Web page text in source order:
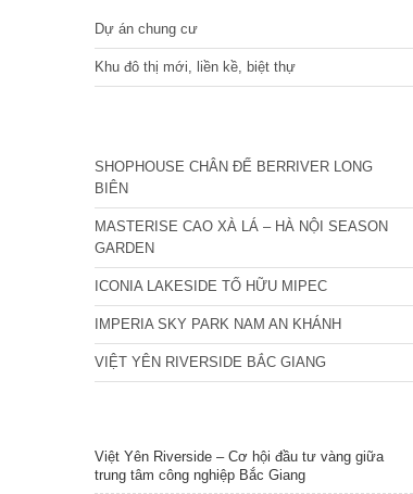
Dự án chung cư
Khu đô thị mới, liền kề, biệt thự
SHOPHOUSE CHÂN ĐẾ BERRIVER LONG
BIÊN
MASTERISE CAO XÀ LÁ – HÀ NỘI SEASON
GARDEN
ICONIA LAKESIDE TỐ HỮU MIPEC
IMPERIA SKY PARK NAM AN KHÁNH
VIỆT YÊN RIVERSIDE BẮC GIANG
Việt Yên Riverside – Cơ hội đầu tư vàng giữa
trung tâm công nghiệp Bắc Giang